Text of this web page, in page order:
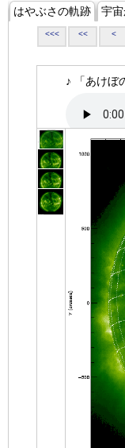
はやぶさの軌跡 宇
<<< << <
♪ 「あけぼ